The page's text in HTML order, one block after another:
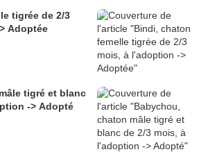
tigrée de 2/3
Adoptée
tigré et blanc
-> Adopté